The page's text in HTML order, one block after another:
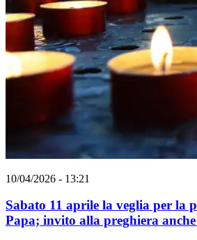
10/04/2026 - 13:21
Sabato 11 aprile la veglia per la
Papa; invito alla preghiera